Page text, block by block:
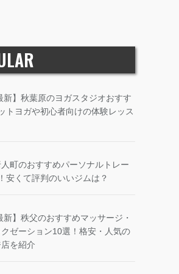
新】秋葉原のヨガスタジオおすす
トヨガや初心者向けの体験レッス
人町のおすすめパーソナルトレー
安くて評判のいいジムは？
新】秩父のおすすめマッサージ・
ゼーション10選！格安・人気の
を紹介